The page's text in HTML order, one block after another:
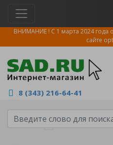
ВНИМАНИЕ ! С 1 марта 2024
сайте
8 (343) 216-64-41